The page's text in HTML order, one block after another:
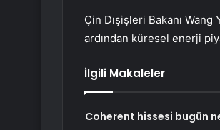
Çin Dışişleri Bakanı
ardından küresel enerji
İlgili Makaleler
Coherent hissesi bugün